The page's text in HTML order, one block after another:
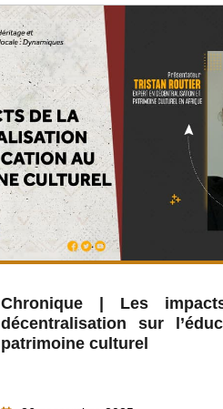
Chronique | Les
décentralisation sur
patrimoine culturel